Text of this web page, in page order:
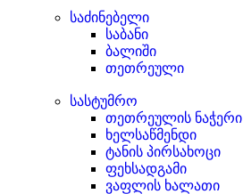
საძინებელი
საბანი
ბალიში
თეთრეული
სასტუმრო
თეთრეულის ნაჭერი
ხელსაწმენდი
ტანის პირსახოცი
ფეხსადგამი
ვაფლის ხალათი